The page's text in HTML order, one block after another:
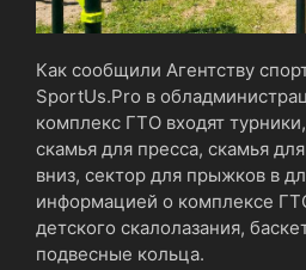
Как сообщили Агентству
SportUs.Pro в
комплекс ГТО входят
скамья для пресса, скамья
вниз, сектор для прыжков в
информацией о комплексе
детского скалолазания,
подвесные кольца.